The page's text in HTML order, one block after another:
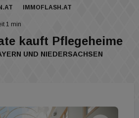
IMMOFLASH.AT
1 min
kauft Pflegeheime
UND NIEDERSACHSEN